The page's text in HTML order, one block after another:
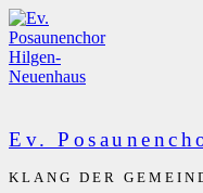
Zum
Inhalt
springen
Ev.
KLANG DER